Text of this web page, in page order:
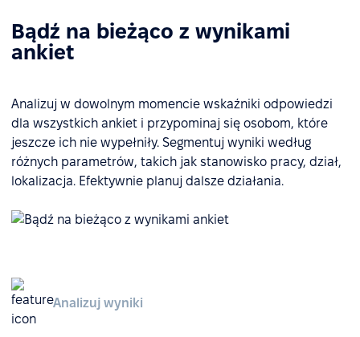
Bądź na bieżąco z wynikami
ankiet
Analizuj w dowolnym momencie wskaźniki odpowiedzi
dla wszystkich ankiet i przypominaj się osobom, które
jeszcze ich nie wypełniły. Segmentuj wyniki według
różnych parametrów, takich jak stanowisko pracy, dział,
lokalizacja. Efektywnie planuj dalsze działania.
Analizuj wyniki